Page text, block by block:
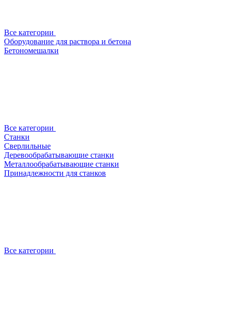
Все категории
Оборудование для раствора и бетона
Бетономешалки
Все категории
Станки
Сверлильные
Деревообрабатывающие станки
Металлообрабатывающие станки
Принадлежности для станков
Все категории